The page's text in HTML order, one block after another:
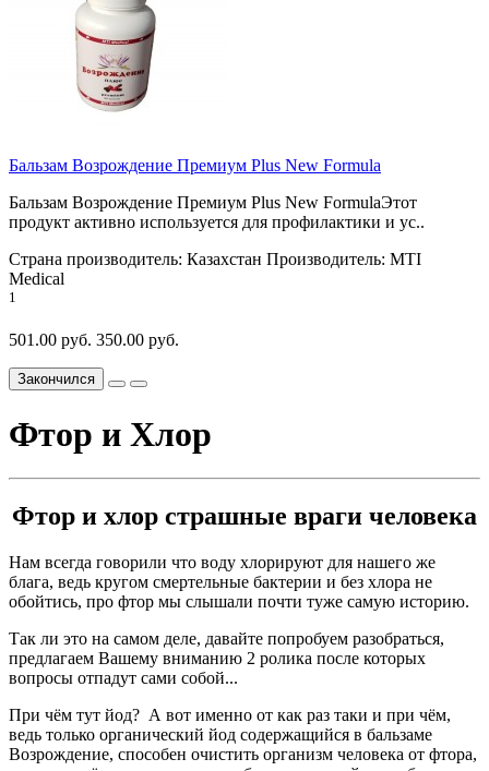
Бальзам Возрождение Премиум Plus New Formula
Бальзам Возрождение Премиум Plus New FormulaЭтот
продукт активно используется для профилактики и ус..
Страна производитель: Казахстан Производитель: MTI
Medical
1
501.00 руб. 350.00 руб.
Закончился
Фтор и Хлор
Фтор и хлор страшные враги человека
Нам всегда говорили что воду хлорируют для нашего же
блага, ведь кругом смертельные бактерии и без хлора не
обойтись, про фтор мы слышали почти туже самую историю.
Так ли это на самом деле, давайте попробуем разобраться,
предлагаем Вашему вниманию 2 ролика после которых
вопросы отпадут сами собой...
При чём тут йод? А вот именно от как раз таки и при чём,
ведь только органический йод содержащийся в бальзаме
Возрождение, способен очистить организм человека от фтора,